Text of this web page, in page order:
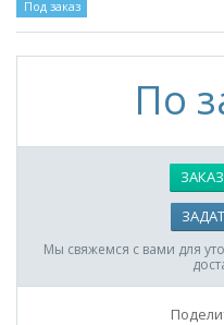
Под заказ
По
Мы свяжемся с вами для